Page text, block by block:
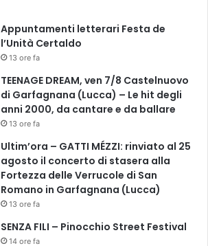
Appuntamenti letterari Festa de
l’Unità Certaldo
13 ore fa
TEENAGE DREAM, ven 7/8 Castelnuovo
di Garfagnana (Lucca) – Le hit degli
anni 2000, da cantare e da ballare
13 ore fa
Ultim’ora – GATTI MÉZZI: rinviato al 25
agosto il concerto di stasera alla
Fortezza delle Verrucole di San
Romano in Garfagnana (Lucca)
13 ore fa
SENZA FILI – Pinocchio Street Festival
14 ore fa